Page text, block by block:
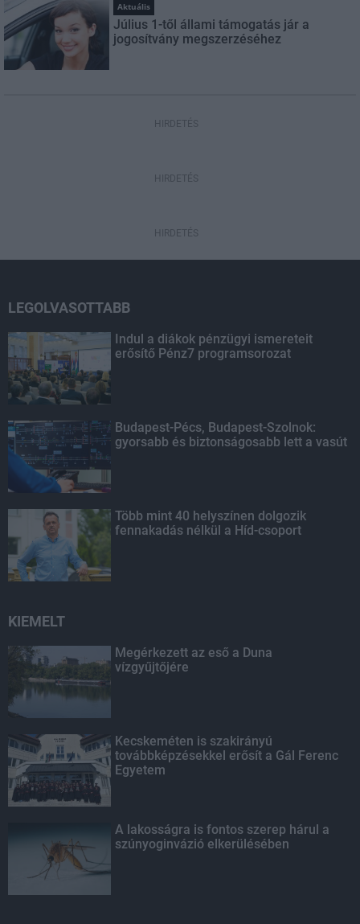
Aktuális
Július 1-től állami támogatás jár a
jogosítvány megszerzéséhez
HIRDETÉS
HIRDETÉS
HIRDETÉS
LEGOLVASOTTABB
Indul a diákok pénzügyi ismereteit
erősítő Pénz7 programsorozat
Budapest-Pécs, Budapest-Szolnok:
gyorsabb és biztonságosabb lett a vasút
Több mint 40 helyszínen dolgozik
fennakadás nélkül a Híd-csoport
KIEMELT
Megérkezett az eső a Duna
vízgyűjtőjére
Kecskeméten is szakirányú
továbbképzésekkel erősít a Gál Ferenc
Egyetem
A lakosságra is fontos szerep hárul a
szúnyoginvázió elkerülésében